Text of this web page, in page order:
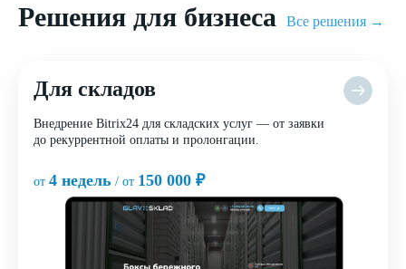
Решения для бизнеса Все решения →
Для складов
Внедрение Bitrix24 для складских услуг — от заявки
до рекуррентной оплаты и пролонгации.
от 4 недель / от 150 000 ₽